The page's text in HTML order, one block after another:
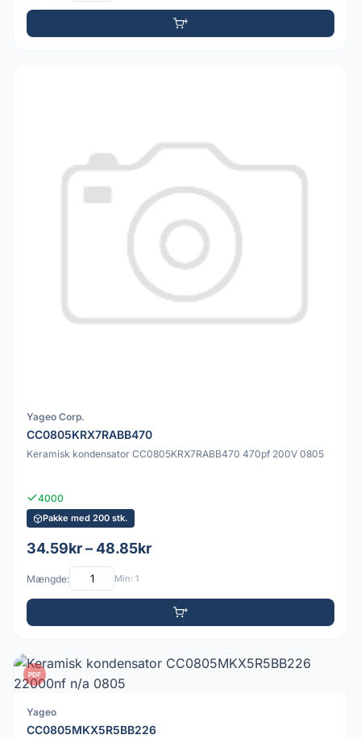
Yageo Corp.
CC0805KRX7RABB470
Keramisk kondensator CC0805KRX7RABB470 470pf 200V 0805
4000
Pakke med 200 stk.
34.59kr – 48.85kr
Mængde: Min: 1
PDF
Yageo
CC0805MKX5R5BB226